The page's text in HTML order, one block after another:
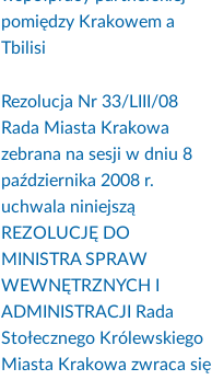
pomiędzy Krakowem a
Tbilisi
Rezolucja Nr 33/LIII/08
Rada Miasta Krakowa
zebrana na sesji w dniu 8
października 2008 r.
uchwala niniejszą
REZOLUCJĘ DO
MINISTRA SPRAW
WEWNĘTRZNYCH I
ADMINISTRACJI Rada
Stołecznego Królewskiego
Miasta Krakowa zwraca się